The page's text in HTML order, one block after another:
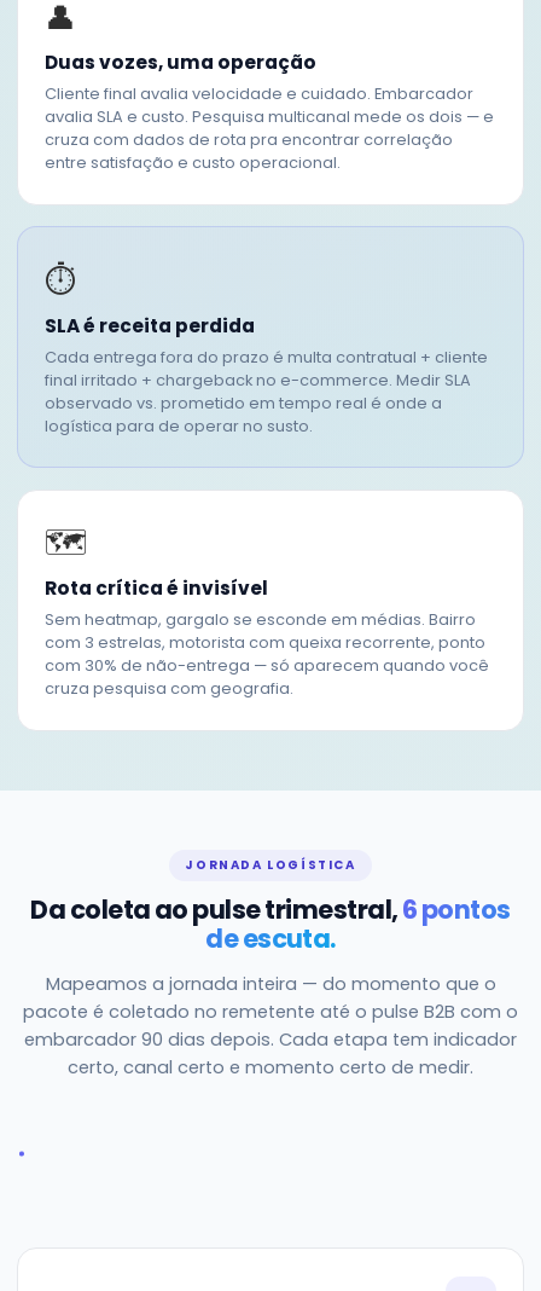
👤
Duas vozes, uma operação
Cliente final avalia velocidade e cuidado. Embarcador
avalia SLA e custo. Pesquisa multicanal mede os dois — e
cruza com dados de rota pra encontrar correlação
entre satisfação e custo operacional.
⏱
SLA é receita perdida
Cada entrega fora do prazo é multa contratual + cliente
final irritado + chargeback no e-commerce. Medir SLA
observado vs. prometido em tempo real é onde a
logística para de operar no susto.
🗺
Rota crítica é invisível
Sem heatmap, gargalo se esconde em médias. Bairro
com 3 estrelas, motorista com queixa recorrente, ponto
com 30% de não-entrega — só aparecem quando você
cruza pesquisa com geografia.
JORNADA LOGÍSTICA
Da coleta ao pulse trimestral,6 pontos
de escuta.
Mapeamos a jornada inteira — do momento que o
pacote é coletado no remetente até o pulse B2B com o
embarcador 90 dias depois. Cada etapa tem indicador
certo, canal certo e momento certo de medir.